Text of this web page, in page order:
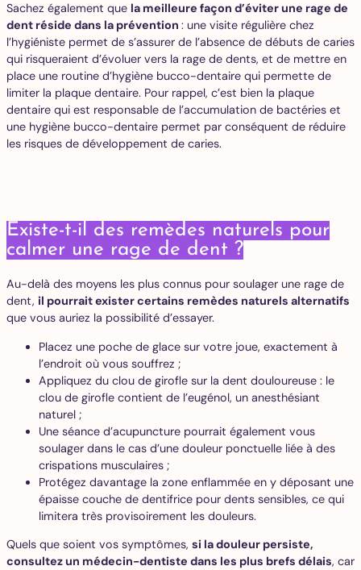
Sachez également que la meilleure façon d’éviter une rage de
dent réside dans la prévention : une visite régulière chez
l’hygiéniste permet de s’assurer de l’absence de débuts de caries
qui risqueraient d’évoluer vers la rage de dents, et de mettre en
place une routine d’hygiène bucco-dentaire qui permette de
limiter la plaque dentaire. Pour rappel, c’est bien la plaque
dentaire qui est responsable de l’accumulation de bactéries et
une hygiène bucco-dentaire permet par conséquent de réduire
les risques de développement de caries.
Existe-t-il des remèdes naturels pour
calmer une rage de dent ?
Au-delà des moyens les plus connus pour soulager une rage de
dent, il pourrait exister certains remèdes naturels alternatifs
que vous auriez la possibilité d’essayer.
Placez une poche de glace sur votre joue, exactement à
l’endroit où vous souffrez ;
Appliquez du clou de girofle sur la dent douloureuse : le
clou de girofle contient de l’eugénol, un anesthésiant
naturel ;
Une séance d’acupuncture pourrait également vous
soulager dans le cas d’une douleur ponctuelle liée à des
crispations musculaires ;
Protégez davantage la zone enflammée en y déposant une
épaisse couche de dentifrice pour dents sensibles, ce qui
limitera très provisoirement les douleurs.
Quels que soient vos symptômes, si la douleur persiste,
consultez un médecin-dentiste dans les plus brefs délais, car